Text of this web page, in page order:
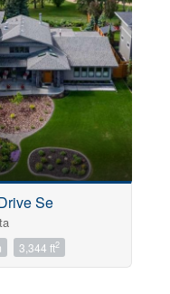
Se
3,344 ft2